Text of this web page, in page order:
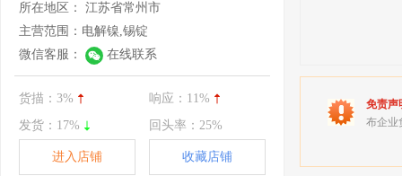
所在地区：
江苏省常州市
主营范围： 电解镍,锡锭
微信客服：
在线联系
货描： 3% 响应： 11%
发货： 17% 回头率： 25%
进入店铺 收藏店铺
免责声
布企业